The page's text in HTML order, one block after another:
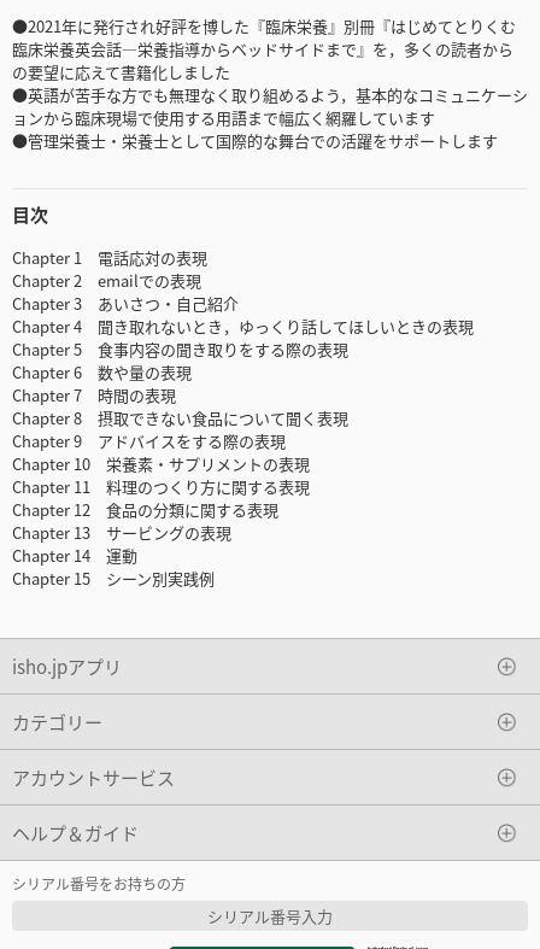
●2021年に発行され好評を博した『臨床栄養』別冊『はじめてとりくむ
臨床栄養英会話―栄養指導からベッドサイドまで』を，多くの読者から
の要望に応えて書籍化しました
●英語が苦手な方でも無理なく取り組めるよう，基本的なコミュニケーシ
ョンから臨床現場で使用する用語まで幅広く網羅しています
●管理栄養士・栄養士として国際的な舞台での活躍をサポートします
目次
Chapter 1 電話応対の表現
Chapter 2 emailでの表現
Chapter 3 あいさつ・自己紹介
Chapter 4 聞き取れないとき，ゆっくり話してほしいときの表現
Chapter 5 食事内容の聞き取りをする際の表現
Chapter 6 数や量の表現
Chapter 7 時間の表現
Chapter 8 摂取できない食品について聞く表現
Chapter 9 アドバイスをする際の表現
Chapter 10 栄養素・サプリメントの表現
Chapter 11 料理のつくり方に関する表現
Chapter 12 食品の分類に関する表現
Chapter 13 サービングの表現
Chapter 14 運動
Chapter 15 シーン別実践例
isho.jpアプリ
カテゴリー
アカウントサービス
ヘルプ＆ガイド
シリアル番号をお持ちの方
シリアル番号入力